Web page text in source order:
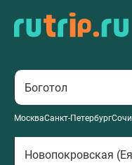
МоскваСанкт-ПетербургСочи